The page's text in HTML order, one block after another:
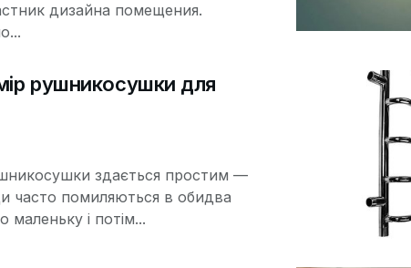
дизайна помещения.
рушникосушки для
здається простим —
часто помиляються в обидва
маленьку і потім...